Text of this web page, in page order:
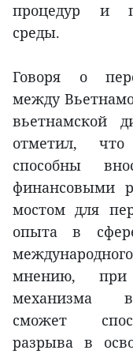
процедур и
среды.
Говоря о
между
вьетнамской
отметил,
способны
финансовыми
мостом для
опыта в
мнению, при
механизма
сможет
разрыва в